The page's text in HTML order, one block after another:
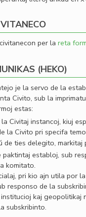
per la reta
(HEKO)
je la servo de la
Civito, sub la
estas:
Civitaj instancoj, kiuj
la Civito pri specifa
de ties delegito, markitaj
paktintaj establoj, sub
komitato.
pri kio ajn utila por
responso de la
kaj geopolitikaj
subskribinto.